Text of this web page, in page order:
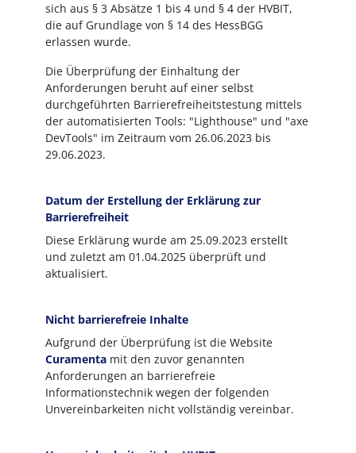
sich aus § 3 Absätze 1 bis 4 und § 4 der HVBIT,
die auf Grundlage von § 14 des HessBGG
erlassen wurde.
Die Überprüfung der Einhaltung der
Anforderungen beruht auf einer selbst
durchgeführten Barrierefreiheitstestung mittels
der automatisierten Tools: "Lighthouse" und "axe
DevTools" im Zeitraum vom 26.06.2023 bis
29.06.2023.
Datum der Erstellung der Erklärung zur
Barrierefreiheit
Diese Erklärung wurde am 25.09.2023 erstellt
und zuletzt am 01.04.2025 überprüft und
aktualisiert.
Nicht barrierefreie Inhalte
Aufgrund der Überprüfung ist die Website
Curamentamit den zuvor genannten
Anforderungen an barrierefreie
Informationstechnik wegen der folgenden
Unvereinbarkeiten nicht vollständig vereinbar.